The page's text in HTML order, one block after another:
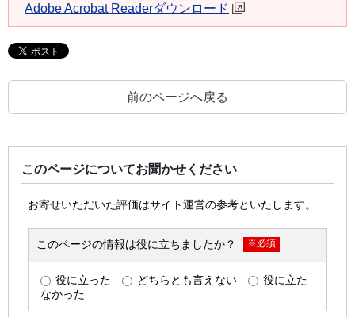
Adobe Acrobat Readerダウンロード
前のページへ戻る
このページについてお聞かせください